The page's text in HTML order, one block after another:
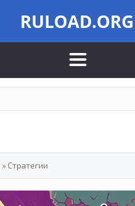
RULOAD.ORG
»Стратегии